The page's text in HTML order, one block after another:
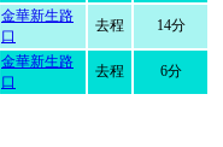
金華新生路
口
去程 14分
金華新生路
口
去程 6分